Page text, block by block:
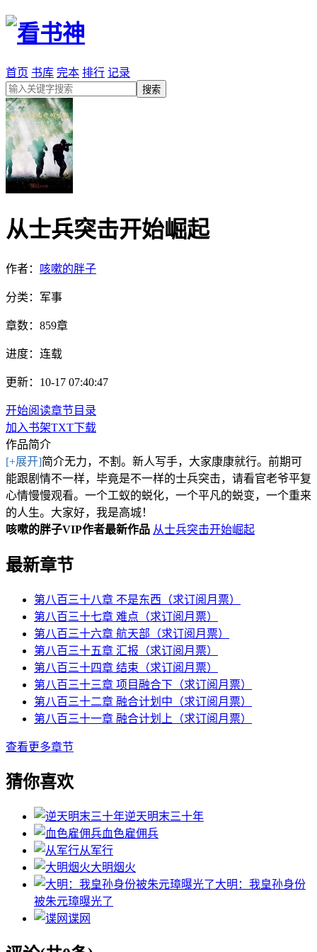
首页 书库 完本 排行 记录
从士兵突击开始崛起
作者： 咳嗽的胖子
分类：军事
章数： 859章
进度： 连载
更新：10-17 07:40:47
开始阅读章节目录
加入书架TXT下载
作品简介
[+展开]简介无力，不割。新人写手，大家康康就行。前期可
能跟剧情不一样，毕竟是不一样的士兵突击，请看官老爷平复
心情慢慢观看。一个工蚁的蜕化，一个平凡的蜕变，一个重来
的人生。大家好，我是高城！
咳嗽的胖子VIP作者最新作品 从士兵突击开始崛起
最新章节
第八百三十八章 不是东西（求订阅月票）
第八百三十七章 难点（求订阅月票）
第八百三十六章 航天部（求订阅月票）
第八百三十五章 汇报（求订阅月票）
第八百三十四章 结束（求订阅月票）
第八百三十三章 项目融合下（求订阅月票）
第八百三十二章 融合计划中（求订阅月票）
第八百三十一章 融合计划上（求订阅月票）
查看更多章节
猜你喜欢
逆天明末三十年
血色雇佣兵
从军行
大明烟火
大明：我皇孙身份
被朱元璋曝光了
谍网